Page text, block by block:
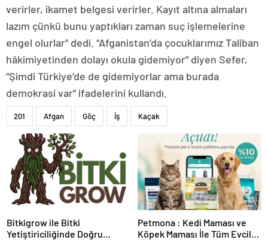
verirler, ikamet belgesi verirler. Kayıt altına almaları
lazım çünkü bunu yaptıkları zaman suç işlemelerine
engel olurlar” dedi. “Afganistan’da çocuklarımız Taliban
hâkimiyetinden dolayı okula gidemiyor” diyen Sefer,
“Şimdi Türkiye’de de gidemiyorlar ama burada
demokrasi var” ifadelerini kullandı.
201 Afgan Göç İş Kaçak
Bitkigrow ile Bitki
Yetiştiriciliğinde Doğru
Petmona : Kedi Maması ve
Köpek Maması İle Tüm Evcil